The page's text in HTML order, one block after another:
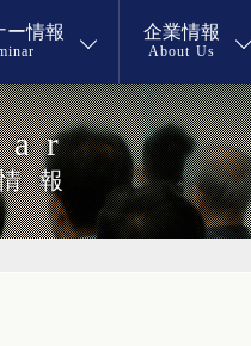
ー情報 企業情報
About Us
報